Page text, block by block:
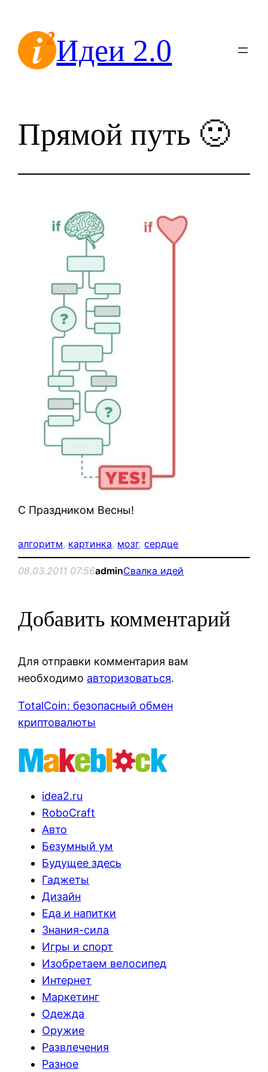
содержимомуИдеи 2.0
Прямой путь 🙂
C Праздником Весны!
алгоритм, картинка, мозг, сердце
08.03.2011 07:56adminСвалка идей
Добавить комментарий
Для отправки комментария вам
необходимо авторизоваться.
TotalCoin: безопасный обмен
криптовалюты
idea2.ru
RoboCraft
Авто
Безумный ум
Будущее здесь
Гаджеты
Дизайн
Еда и напитки
Знания-сила
Игры и спорт
Изобретаем велосипед
Интернет
Маркетинг
Одежда
Оружие
Развлечения
Разное